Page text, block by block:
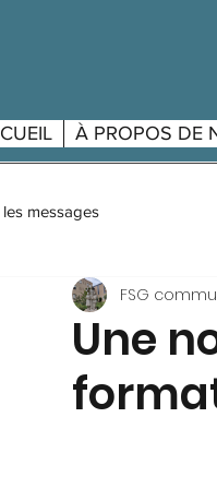
À PROPOS DE
messages
Une
FSG